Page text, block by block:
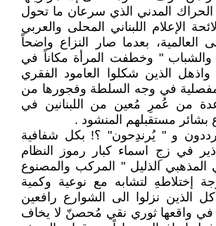
الحراك المدني الذي سرعان ما تحول
الإعلام اللبناني المحلى والعربي
العالمية، بعدما صار النزاع واضحاً
والشباب " وخطفت المرأة مكاناً في
واذهل الذين شكلوا العامود الفقري
في وجه السلطة وفجورها من
من عُمرِ مُعين من اللبنانين في
بشائر مستقبلهم المنشود .
و " يُرندِحون" ؟! بكل شفافية
في زجِ اسماء كبار رموز النظام
المذهبي الذليل " المركب والمصنوع
إختلاطهِ لتشابه مع نوعية وكمية
الذين نزلوا الى الشوارع رافعين
واقعها ثوري نقي مُحصنّ لا يخاف